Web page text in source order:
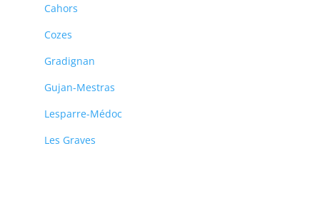
Cahors
Cozes
Gradignan
Gujan-Mestras
Lesparre-Médoc
Les Graves